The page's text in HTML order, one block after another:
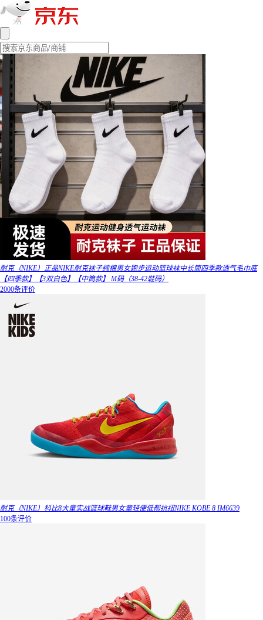
耐克（NIKE）正品NIKE耐克袜子纯棉男女跑步运动篮球袜中长筒四季款透气毛巾底
【四季款】【3双白色】【中筒款】 M码（38-42鞋码）
2000条评价
耐克（NIKE）科比8大童实战篮球鞋男女童轻便低帮抗扭NIKE KOBE 8 IM6639
100条评价